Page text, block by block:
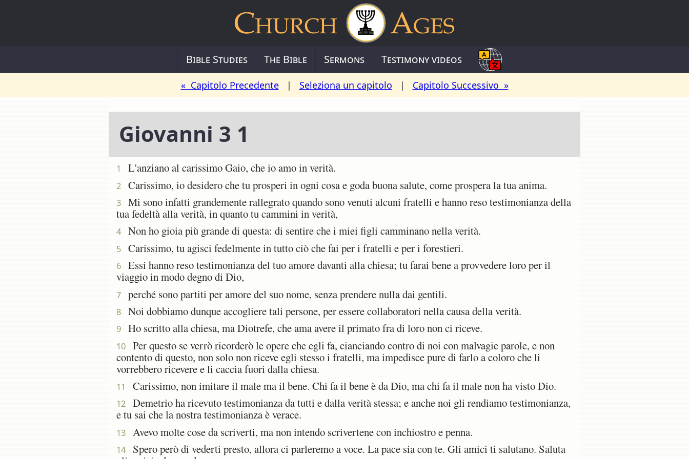
Bible Studies The Bible Sermons Testimony videos
« Capitolo Precedente| Seleziona un capitolo | Capitolo Successivo »
Giovanni 3 1
1 L'anziano al carissimo Gaio, che io amo in verità.
2 Carissimo, io desidero che tu prosperi in ogni cosa e goda buona salute, come prospera la tua anima.
3
Mi sono infatti grandemente rallegrato quando sono venuti alcuni fratelli e hanno reso testimonianza della
tua fedeltà alla verità, in quanto tu cammini in verità,
4 Non ho gioia più grande di questa: di sentire che i miei figli camminano nella verità.
5 Carissimo, tu agisci fedelmente in tutto ciò che fai per i fratelli e per i forestieri.
6
Essi hanno reso testimonianza del tuo amore davanti alla chiesa; tu farai bene a provvedere loro per il
viaggio in modo degno di Dio,
7 perché sono partiti per amore del suo nome, senza prendere nulla dai gentili.
8 Noi dobbiamo dunque accogliere tali persone, per essere collaboratori nella causa della verità.
9 Ho scritto alla chiesa, ma Diotrefe, che ama avere il primato fra di loro non ci riceve.
10
Per questo se verrò ricorderò le opere che egli fa, cianciando contro di noi con malvagie parole, e non
contento di questo, non solo non riceve egli stesso i fratelli, ma impedisce pure di farlo a coloro che li
vorrebbero ricevere e li caccia fuori dalla chiesa.
11 Carissimo, non imitare il male ma il bene. Chi fa il bene è da Dio, ma chi fa il male non ha visto Dio.
12
Demetrio ha ricevuto testimonianza da tutti e dalla verità stessa; e anche noi gli rendiamo testimonianza,
e tu sai che la nostra testimonianza è verace.
13 Avevo molte cose da scriverti, ma non intendo scrivertene con inchiostro e penna.
14 Spero però di vederti presto, allora ci parleremo a voce. La pace sia con te. Gli amici ti salutano. Saluta